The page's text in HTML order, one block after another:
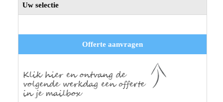
Uw selectie
Offerte aanvragen